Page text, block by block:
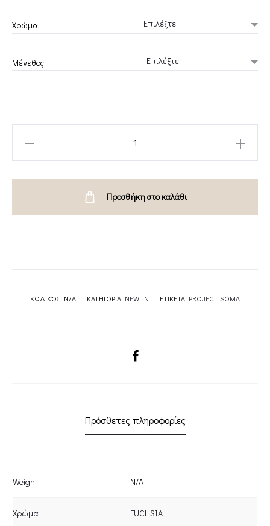
Χρώμα
Μέγεθος
Προσθήκη στο καλάθι
ΚΩΔΙΚΌΣ: N/A ΚΑΤΗΓΟΡΊΑ: NEW IN ΕΤΙΚΈΤΑ: PROJECT SOMA
SHARE
Πρόσθετες πληροφορίες
Weight N/A
Χρώμα FUCHSIA